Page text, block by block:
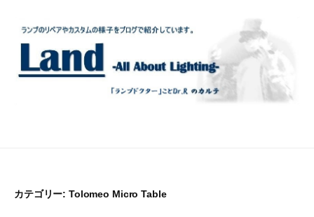
カテゴリー:Tolomeo Micro Table